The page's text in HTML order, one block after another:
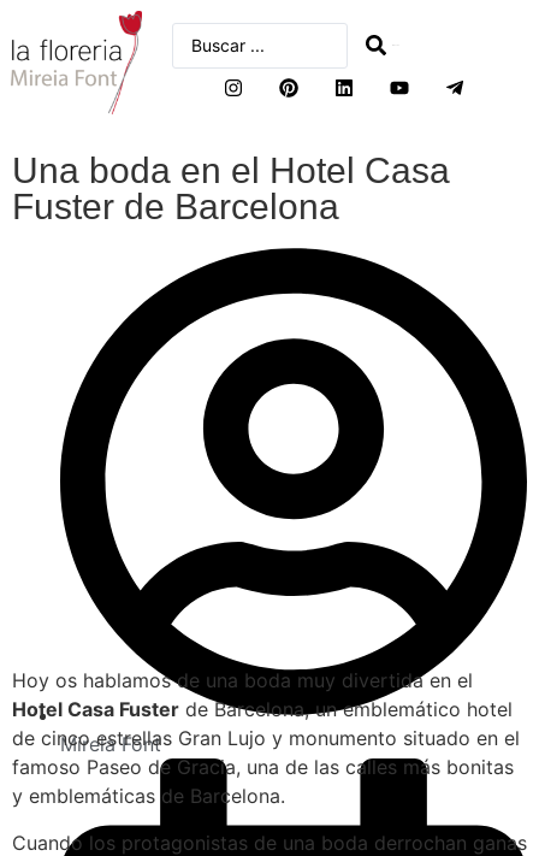
Una boda en el Hotel Casa
Fuster de Barcelona
Mireia Font
Hoy os hablamos de una boda muy divertida en el
Hotel Casa Fuster de Barcelona, un emblemático hotel
de cinco estrellas Gran Lujo y monumento situado en el
famoso Paseo de Gracia, una de las calles más bonitas
y emblemáticas de Barcelona.
Cuando los protagonistas de una boda derrochan ganas